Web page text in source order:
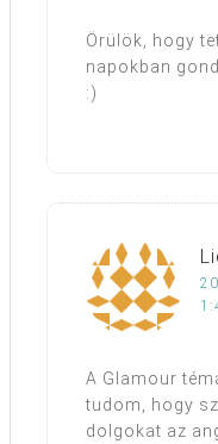
Örülök, hogy
napokban
:)
A Glamour
tudom, hogy
dolgokat az